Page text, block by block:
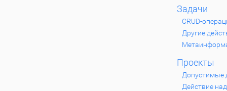
Задачи
CRUD-
Другие
Проекты
Допустимые
Действие